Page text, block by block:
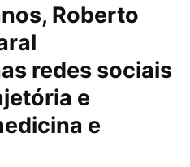
Roberto
redes sociais
e
e